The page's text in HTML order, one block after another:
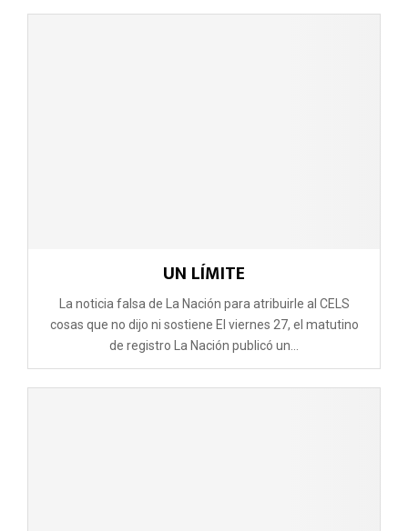
UN LÍMITE
La noticia falsa de La Nación para atribuirle al CELS
cosas que no dijo ni sostiene El viernes 27, el matutino
de registro La Nación publicó un...